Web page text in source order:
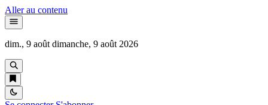
Aller au contenu
dim., 9 août dimanche, 9 août 2026